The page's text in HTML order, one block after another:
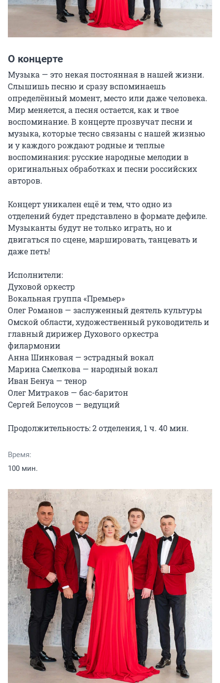
О концерте
Музыка — это некая постоянная в нашей жизни.
Слышишь песню и сразу вспоминаешь
определённый момент, место или даже человека.
Мир меняется, а песня остается, как и твое
воспоминание. В концерте прозвучат песни и
музыка, которые тесно связаны с нашей жизнью
и у каждого рождают родные и теплые
воспоминания: русские народные мелодии в
оригинальных обработках и песни российских
авторов.
Концерт уникален ещё и тем, что одно из
отделений будет представлено в формате дефиле.
Музыканты будут не только играть, но и
двигаться по сцене, маршировать, танцевать и
даже петь!
Исполнители:
Духовой оркестр
Вокальная группа «Премьер»
Олег Романов — заслуженный деятель культуры
Омской области, художественный руководитель и
главный дирижер Духового оркестра
филармонии
Анна Шинковая — эстрадный вокал
Марина Смелкова — народный вокал
Иван Бенуа — тенор
Олег Митраков — бас-баритон
Сергей Белоусов — ведущий
Продолжительность: 2 отделения, 1 ч. 40 мин.
Время:
100 мин.